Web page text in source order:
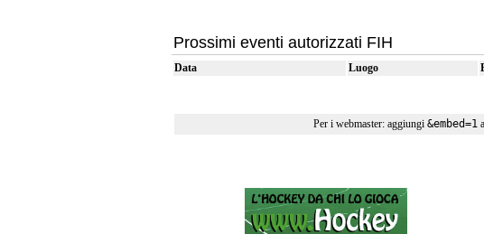
Prossimi eventi autorizzati FIH
Data Luogo
Per i webmaster: aggiungi &embed=1